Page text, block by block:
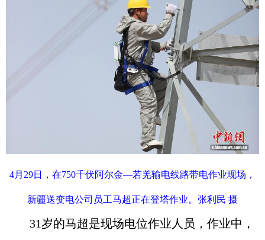
4月29日，在750千伏阿尔金—若羌输电线路带电作业现场，
新疆送变电公司员工马超正在登塔作业。张利民 摄
31岁的马超是现场电位作业人员，作业中，